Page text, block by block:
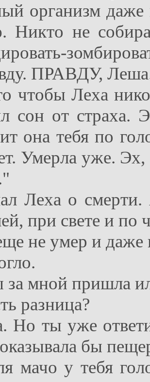
организм даже
Никто не
ПРАВДУ,
чтобы Леха
сон от страха.
она тебя по
Умерла уже. Эх,
Леха о смерти.
при свете и по
не умер и даже
за мной пришла
разница?
Но ты уже
бы
мачо у тебя